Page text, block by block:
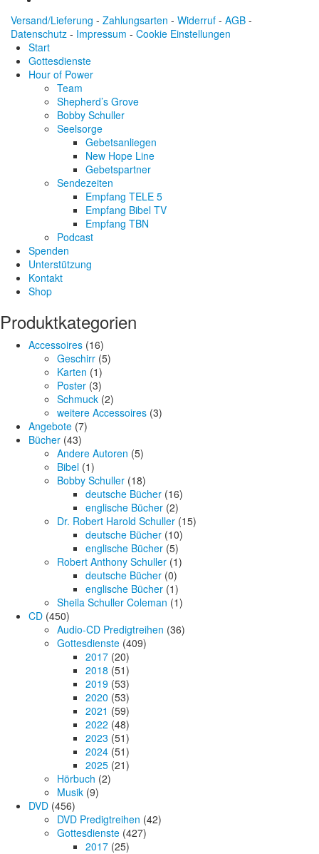
Versand/Lieferung - Zahlungsarten - Widerruf - AGB -
Datenschutz - Impressum - Cookie Einstellungen
Start
Gottesdienste
Hour of Power
Team
Shepherd’s Grove
Bobby Schuller
Seelsorge
Gebetsanliegen
New Hope Line
Gebetspartner
Sendezeiten
Empfang TELE 5
Empfang Bibel TV
Empfang TBN
Podcast
Spenden
Unterstützung
Kontakt
Shop
Produktkategorien
Accessoires (16)
Geschirr (5)
Karten (1)
Poster (3)
Schmuck (2)
weitere Accessoires (3)
Angebote (7)
Bücher (43)
Andere Autoren (5)
Bibel (1)
Bobby Schuller (18)
deutsche Bücher (16)
englische Bücher (2)
Dr. Robert Harold Schuller (15)
deutsche Bücher (10)
englische Bücher (5)
Robert Anthony Schuller (1)
deutsche Bücher (0)
englische Bücher (1)
Sheila Schuller Coleman (1)
CD (450)
Audio-CD Predigtreihen (36)
Gottesdienste (409)
2017 (20)
2018 (51)
2019 (53)
2020 (53)
2021 (59)
2022 (48)
2023 (51)
2024 (51)
2025 (21)
Hörbuch (2)
Musik (9)
DVD (456)
DVD Predigtreihen (42)
Gottesdienste (427)
2017 (25)